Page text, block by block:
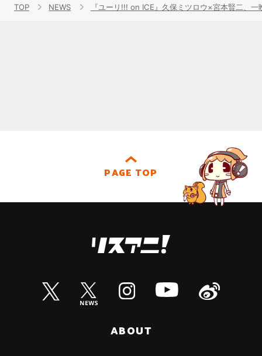
TOP NEWS 『ユーリ!!! on ICE』久保ミツロウ×宮本賢二、
PAGE TOP
ABOUT